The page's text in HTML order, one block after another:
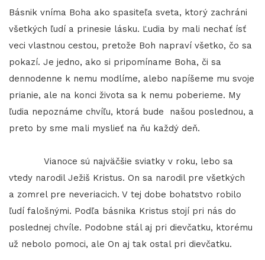
Básnik vníma Boha ako spasiteľa sveta, ktorý zachráni
všetkých ľudí a prinesie lásku. Ľudia by mali nechať ísť
veci vlastnou cestou, pretože Boh napraví všetko, čo sa
pokazí. Je jedno, ako si pripomíname Boha, či sa
dennodenne k nemu modlíme, alebo napíšeme mu svoje
prianie, ale na konci života sa k nemu poberieme. My
ľudia nepoznáme chvíľu, ktorá bude našou poslednou, a
preto by sme mali myslieť na ňu každý deň.
Vianoce sú najväčšie sviatky v roku, lebo sa
vtedy narodil Ježiš Kristus. On sa narodil pre všetkých
a zomrel pre neveriacich. V tej dobe bohatstvo robilo
ľudí falošnými. Podľa básnika Kristus stojí pri nás do
poslednej chvíle. Podobne stál aj pri dievčatku, ktorému
už nebolo pomoci, ale On aj tak ostal pri dievčatku.